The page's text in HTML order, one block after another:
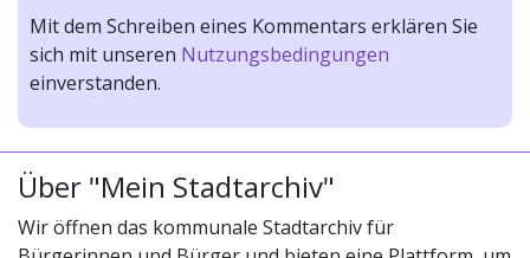
Mit dem Schreiben eines Kommentars erklären Sie
sich mit unseren Nutzungsbedingungen
einverstanden.
Über "Mein Stadtarchiv"
Wir öffnen das kommunale Stadtarchiv für